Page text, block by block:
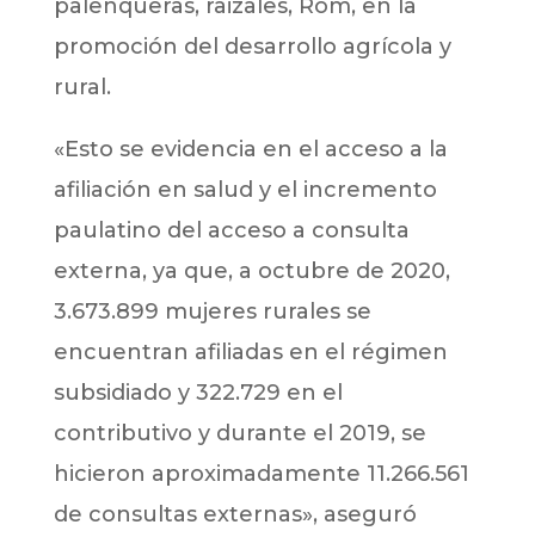
palenqueras, raizales, Rom, en la
promoción del desarrollo agrícola y
rural.
«Esto se evidencia en el acceso a la
afiliación en salud y el incremento
paulatino del acceso a consulta
externa, ya que, a octubre de 2020,
3.673.899 mujeres rurales se
encuentran afiliadas en el régimen
subsidiado y 322.729 en el
contributivo y durante el 2019, se
hicieron aproximadamente 11.266.561
de consultas externas», aseguró